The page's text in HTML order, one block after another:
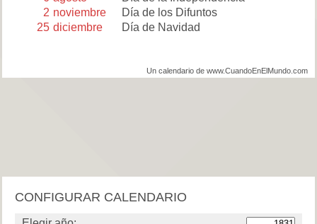
2 noviembre
Día de los Difuntos
25 diciembre Día de Navidad
Un calendario de www.CuandoEnElMundo.com
CONFIGURAR CALENDARIO